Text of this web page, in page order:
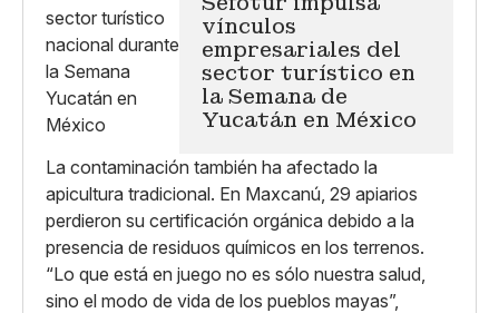
vínculos
empresariales del
sector turístico en
la Semana de
Yucatán en México
La contaminación también ha afectado la
apicultura tradicional. En Maxcanú, 29 apiarios
perdieron su certificación orgánica debido a la
presencia de residuos químicos en los terrenos.
“Lo que está en juego no es sólo nuestra salud,
sino el modo de vida de los pueblos mayas”,